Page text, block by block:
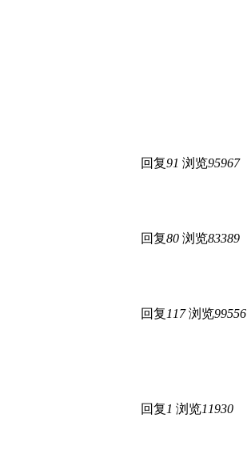
回复91 浏览95967
回复80 浏览83389
回复117 浏览99556
回复1 浏览11930